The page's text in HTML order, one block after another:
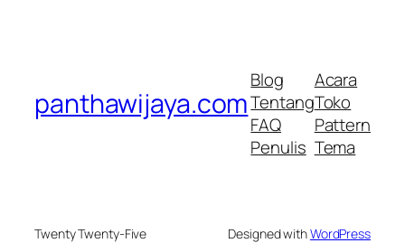
panthawijaya.com
Blog
Tentang
FAQ
Penulis
Acara
Toko
Pattern
Tema
Twenty Twenty-Five Designed withWordPress